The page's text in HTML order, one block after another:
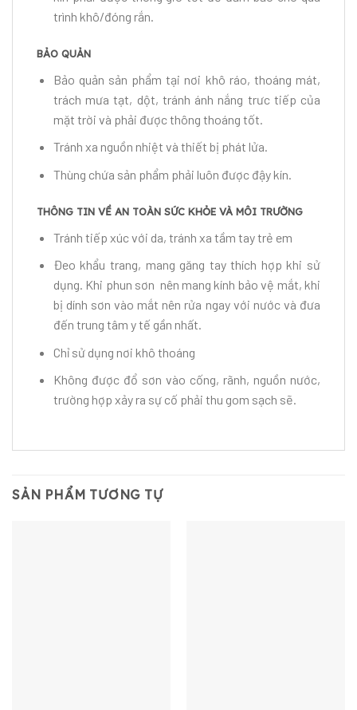
trình khô/đóng rắn.
BẢO QUẢN
Bảo quản sản phẩm tại nơi khô ráo, thoáng mát,
trách mưa tạt, dột, tránh ánh nắng trưc tiếp của
mặt trời và phải được thông thoáng tốt.
Tránh xa nguồn nhiệt và thiết bị phát lửa.
Thùng chứa sản phẩm phải luôn được đậy kín.
THÔNG TIN VỀ AN TOÀN SỨC KHỎE VÀ MÔI TRƯỜNG
Tránh tiếp xúc với da, tránh xa tầm tay trẻ em
Đeo khẩu trang, mang găng tay thích hợp khi sử
dụng. Khi phun sơn nên mang kính bảo vệ mắt, khi
bị dính sơn vào mắt nên rửa ngay với nước và đưa
đến trung tâm y tế gần nhất.
Chỉ sử dụng nơi khô thoáng
Không được đổ sơn vào cống, rãnh, nguồn nước,
trường hợp xảy ra sự cố phải thu gom sạch sẽ.
SẢN PHẨM TƯƠNG TỰ